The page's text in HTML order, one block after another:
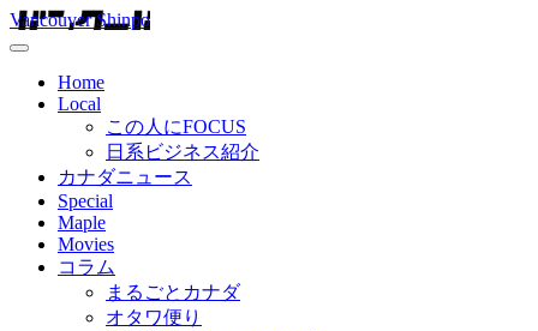
Vancouver Shinpo
Home
Local
この人にFOCUS
日系ビジネス紹介
カナダニュース
Special
Maple
Movies
コラム
まるごとカナダ
オタワ便り